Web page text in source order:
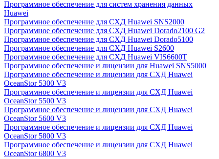
Программное обеспечение для систем хранения данных
Huawei
Программное обеспечение для СХД Huawei SNS2000
Программное обеспечение для СХД Huawei Dorado2100 G2
Программное обеспечение для СХД Huawei Dorado5100
Программное обеспечение для СХД Huawei S2600
Программное обеспечение для СХД Huawei VIS6600T
Программное обеспечение и лицензии для Huawei SNS5000
Программное обеспечение и лицензии для СХД Huawei
OceanStor 5300 V3
Программное обеспечение и лицензии для СХД Huawei
OceanStor 5500 V3
Программное обеспечение и лицензии для СХД Huawei
OceanStor 5600 V3
Программное обеспечение и лицензии для СХД Huawei
OceanStor 5800 V3
Программное обеспечение и лицензии для СХД Huawei
OceanStor 6800 V3